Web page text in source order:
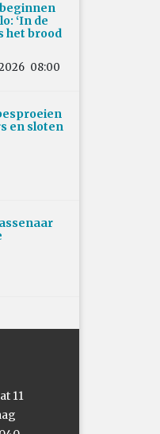
‘In de
het brood
08:00
en sloten
11